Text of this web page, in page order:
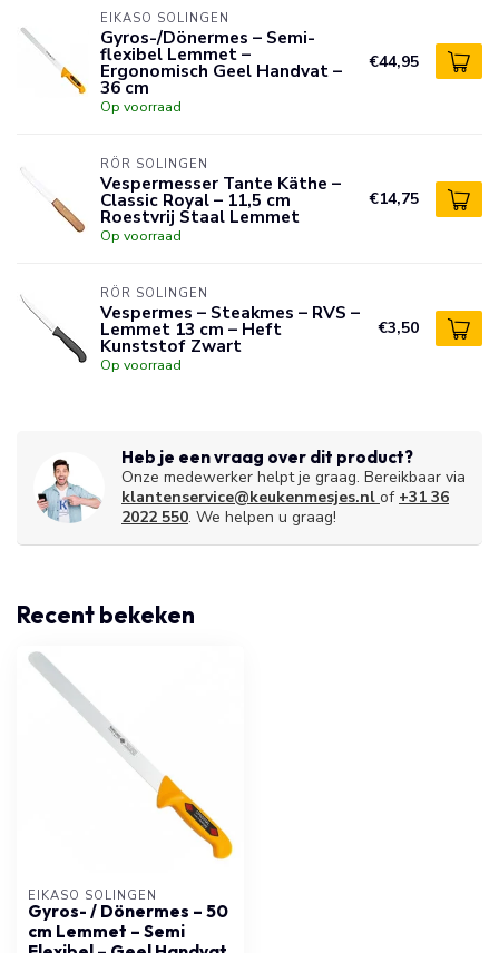
EIKASO SOLINGEN
Gyros-/Dönermes – Semi-
flexibel Lemmet –
Ergonomisch Geel Handvat –
36 cm
Op voorraad
€44,95
RÖR SOLINGEN
Vespermesser Tante Käthe –
Classic Royal – 11,5 cm
Roestvrij Staal Lemmet
Op voorraad
€14,75
RÖR SOLINGEN
Vespermes – Steakmes – RVS –
Lemmet 13 cm – Heft
Kunststof Zwart
Op voorraad
€3,50
Heb je een vraag over dit product?
Onze medewerker helpt je graag. Bereikbaar via
klantenservice@keukenmesjes.nl of +31 36
2022 550. We helpen u graag!
Recent bekeken
EIKASO SOLINGEN
Gyros- / Dönermes – 50
cm Lemmet – Semi